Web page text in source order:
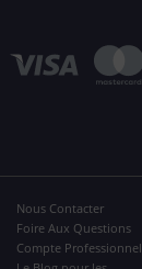
Nous Contacter
Foire Aux Questions
Compte Professionnel